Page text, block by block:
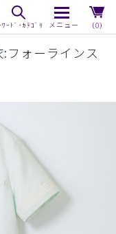
（0）
フォーラインス